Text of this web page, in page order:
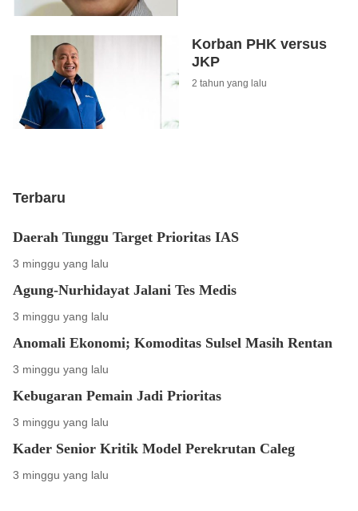
Korban PHK versus
JKP
2 tahun yang lalu
Terbaru
Daerah Tunggu Target Prioritas IAS
3 minggu yang lalu
Agung-Nurhidayat Jalani Tes Medis
3 minggu yang lalu
Anomali Ekonomi; Komoditas Sulsel Masih Rentan
3 minggu yang lalu
Kebugaran Pemain Jadi Prioritas
3 minggu yang lalu
Kader Senior Kritik Model Perekrutan Caleg
3 minggu yang lalu